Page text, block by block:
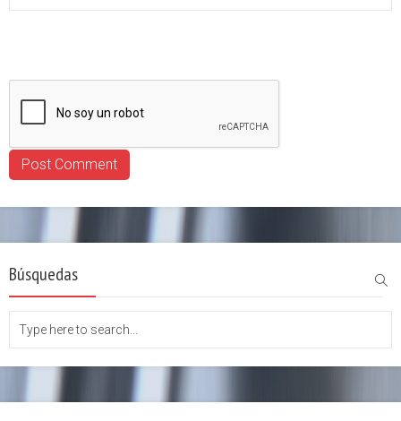
Búsquedas